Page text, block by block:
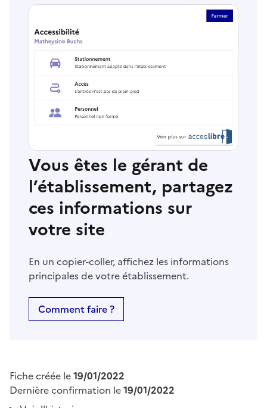
Vous êtes le gérant de
l’établissement, partagez
ces informations sur
votre site
En un copier-coller, affichez les informations
principales de votre établissement.
Comment faire ?
Fiche créée le19/01/2022
Dernière confirmation le19/01/2022